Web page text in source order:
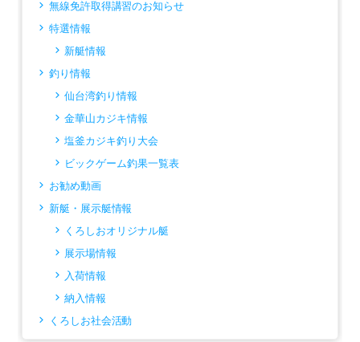
無線免許取得講習のお知らせ
特選情報
新艇情報
釣り情報
仙台湾釣り情報
金華山カジキ情報
塩釜カジキ釣り大会
ビックゲーム釣果一覧表
お勧め動画
新艇・展示艇情報
くろしおオリジナル艇
展示場情報
入荷情報
納入情報
くろしお社会活動